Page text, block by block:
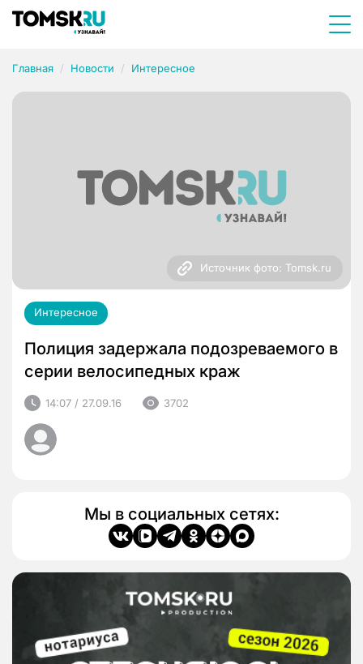
Главная Новости Интересное
Источник фото: Tomsk.ru
Интересное
Полиция задержала подозреваемого в
серии велосипедных краж
14:07 / 27.09.16 3702
Мы в социальных сетях: